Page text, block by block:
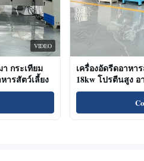
VIDEO
กระเทียม
ารสัตว์เลี้ยง
เครื่องอัดรีดอาหา
18kw โปรตีนสูง
ขนมแมว